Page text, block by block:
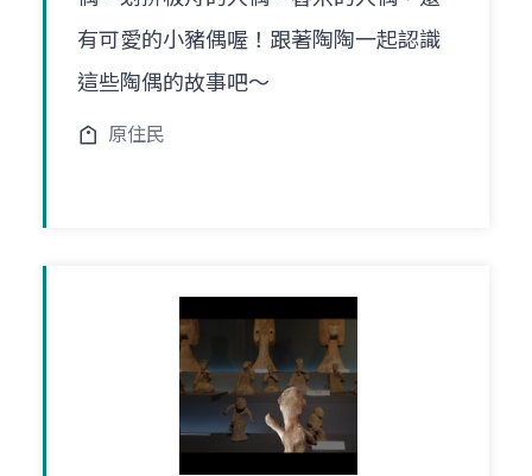
有可愛的小豬偶喔！跟著陶陶一起認識
這些陶偶的故事吧～
原住民